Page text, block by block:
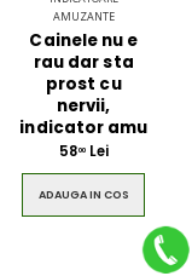
AMUZANTE
Cainele nu e
rau dar sta
prost cu
nervii,
indicator amu
5800Lei
ADAUGA IN COS